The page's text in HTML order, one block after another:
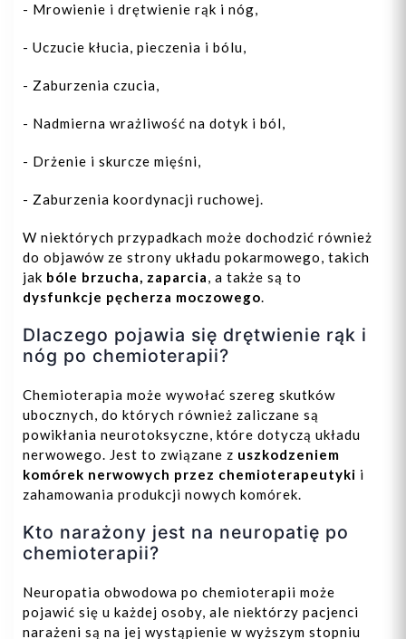
- Mrowienie i drętwienie rąk i nóg,
- Uczucie kłucia, pieczenia i bólu,
- Zaburzenia czucia,
- Nadmierna wrażliwość na dotyk i ból,
- Drżenie i skurcze mięśni,
- Zaburzenia koordynacji ruchowej.
W niektórych przypadkach może dochodzić również
do objawów ze strony układu pokarmowego, takich
jak bóle brzucha, zaparcia, a także są to
dysfunkcje pęcherza moczowego.
Dlaczego pojawia się drętwienie rąk i
nóg po chemioterapii?
Chemioterapia może wywołać szereg skutków
ubocznych, do których również zaliczane są
powikłania neurotoksyczne, które dotyczą układu
nerwowego. Jest to związane z uszkodzeniem
komórek nerwowych przez chemioterapeutyki i
zahamowania produkcji nowych komórek.
Kto narażony jest na neuropatię po
chemioterapii?
Neuropatia obwodowa po chemioterapii może
pojawić się u każdej osoby, ale niektórzy pacjenci
narażeni są na jej wystąpienie w wyższym stopniu